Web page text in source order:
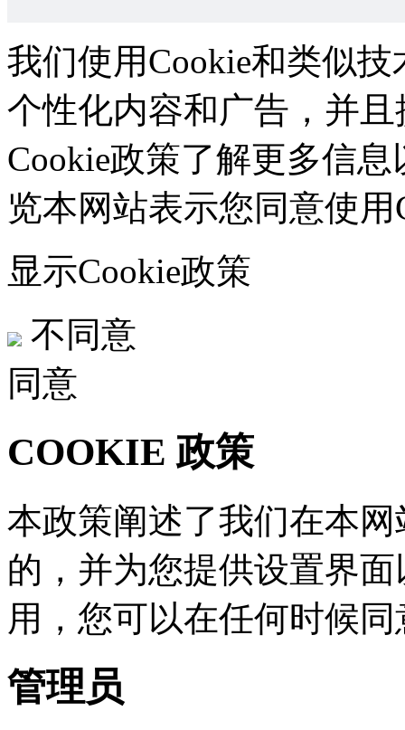
我们使用Cookie和类似技
个性化内容和广告，并
Cookie政策了解更多信
览本网站表示您同意使用
显示Cookie政策
不同意
同意
COOKIE 政策
本政策阐述了我们在本
的，并为您提供设置
用，您可以在任何时候
管理员